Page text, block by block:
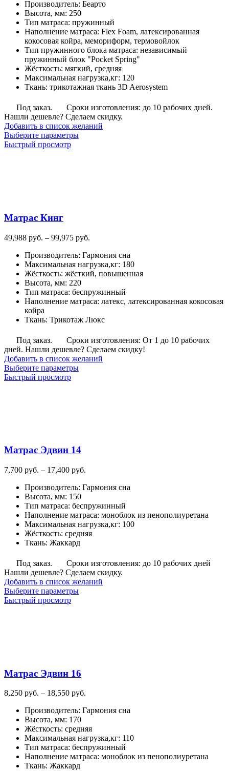
руб.
44,115
руб.
Производитель: Беарто
Высота, мм: 250
Тип матраса: пружинный
Наполнение матраса: Flex Foam, латексированная
кокосовая койра, мемориформ, термовойлок
Тип пружинного блока матраса: независимый
пружинный блок "Pocket Spring"
Жёсткость: мягкий, средняя
Максимальная нагрузка,кг: 120
Ткань: трикотажная ткань 3D Aerosystem
Под заказ.
Сроки изготовления: до 10 рабочих дней.
Нашли дешевле? Сделаем скидку.
Добавить в список желаний
Выберите параметрыЭтот
Быстрый просмотр
Матрас Кинг
49,988 руб. – 99,975 руб.
49,988
руб.
–
руб.
Производитель: Гармония сна
Максимальная нагрузка,кг: 180
Жёсткость: жёсткий, повышенная
Высота, мм: 220
Тип матраса: беспружинный
Наполнение матраса: латекс, латексированная кокосовая
койра
Ткань: Трикотаж Люкс
Под заказ.
Сроки изготовления: От 1 до 10 рабочих
дней. Нашли дешевле? Сделаем скидку!
Добавить в список желаний
Выберите параметрыЭтот
странице
Быстрый просмотр
Матрас Эдвин 14
7,700 руб. – 17,400 руб.
7,700
–
17,400
руб.
Производитель: Гармония сна
Высота, мм: 150
Тип матраса: беспружинный
Наполнение матраса: моноблок из пенополиуретана
Максимальная нагрузка,кг: 100
Жёсткость: средняя
Ткань: Жаккард
Под заказ.
Сроки изготовления: до 10 рабочих дней
Нашли дешевле? Сделаем скидку.
Добавить в список желаний
Выберите параметрыЭтот
странице
Быстрый просмотр
Матрас Эдвин 16
8,250 руб. – 18,550 руб.
8,250
–
18,550
руб.
Производитель: Гармония сна
Высота, мм: 170
Жёсткость: средняя
Максимальная нагрузка,кг: 110
Тип матраса: беспружинный
Наполнение матраса: моноблок из пенополиуретана
Ткань: Жаккард